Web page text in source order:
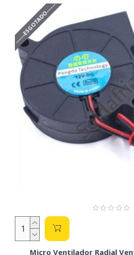
------ESGOTADO------
Micro Ventilador Radial